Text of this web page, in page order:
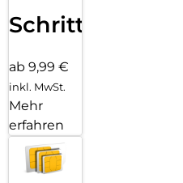
Schritten
ab 9,99 €
inkl. MwSt.
Mehr
erfahren